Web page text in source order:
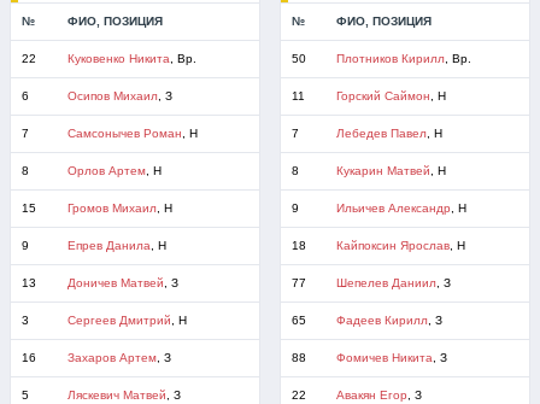
№ ФИО, ПОЗИЦИЯ
22 Куковенко Никита , Вр.
6 Осипов Михаил, З
7 Самсонычев Роман , Н
8 Орлов Артем, Н
15 Громов Михаил, Н
9 Епрев Данила , Н
13 Доничев Матвей , З
3 Сергеев Дмитрий , Н
16 Захаров Артем, З
5 Ляскевич Матвей , З
№ ФИО, ПОЗИЦИЯ
50 Плотников Кирилл, Вр.
11 Горский Саймон , Н
7 Лебедев Павел, Н
8 Кукарин Матвей , Н
9 Ильичев Александр , Н
18 Кайпоксин Ярослав, Н
77 Шепелев Даниил, З
65 Фадеев Кирилл, З
88 Фомичев Никита , З
22 Авакян Егор , З